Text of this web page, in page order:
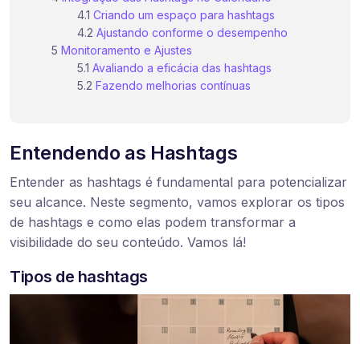
Criando um espaço para hashtags
Ajustando conforme o desempenho
Monitoramento e Ajustes
Avaliando a eficácia das hashtags
Fazendo melhorias contínuas
Entendendo as Hashtags
Entender as hashtags é fundamental para potencializar
seu alcance. Neste segmento, vamos explorar os tipos
de hashtags e como elas podem transformar a
visibilidade do seu conteúdo. Vamos lá!
Tipos de hashtags